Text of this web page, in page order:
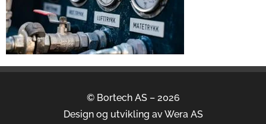
© Bortech AS – 2026
Design og utvikling avWera AS